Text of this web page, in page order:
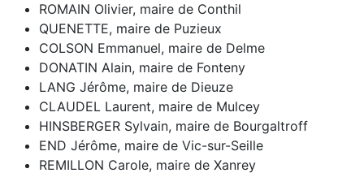
ROMAIN Olivier, maire de Conthil
QUENETTE, maire de Puzieux
COLSON Emmanuel, maire de Delme
DONATIN Alain, maire de Fonteny
LANG Jérôme, maire de Dieuze
CLAUDEL Laurent, maire de Mulcey
HINSBERGER Sylvain, maire de Bourgaltroff
END Jérôme, maire de Vic-sur-Seille
REMILLON Carole, maire de Xanrey